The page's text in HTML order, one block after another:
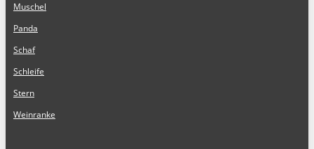
Muschel
Panda
Schaf
Schleife
Stern
Weinranke